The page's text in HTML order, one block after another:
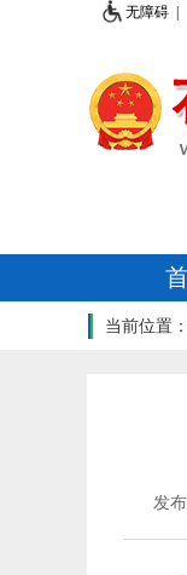
无障碍 |
当前位置：
发